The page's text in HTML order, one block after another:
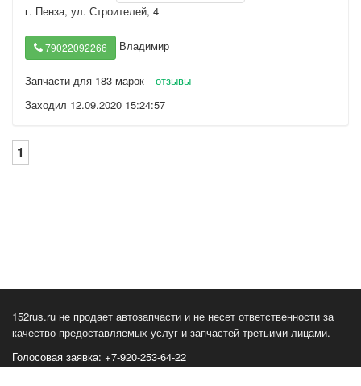
г. Пенза, ул. Строителей, 4
79022092266 Владимир
Запчасти для 183 марок
отзывы
Заходил 12.09.2020 15:24:57
1
152rus.ru не продает автозапчасти и не несет ответственности за
качество предоставляемых услуг и запчастей третьими лицами.
Голосовая заявка: +7-920-253-64-22